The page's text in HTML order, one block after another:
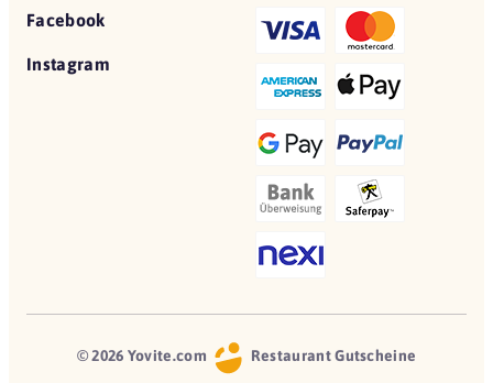
Facebook
Instagram
© 2026 Yovite.com Restaurant Gutscheine